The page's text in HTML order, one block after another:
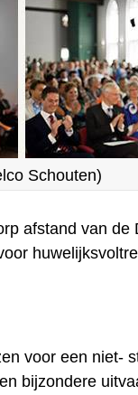
Schouten)
afstand van de
voor een niet-
bijzondere